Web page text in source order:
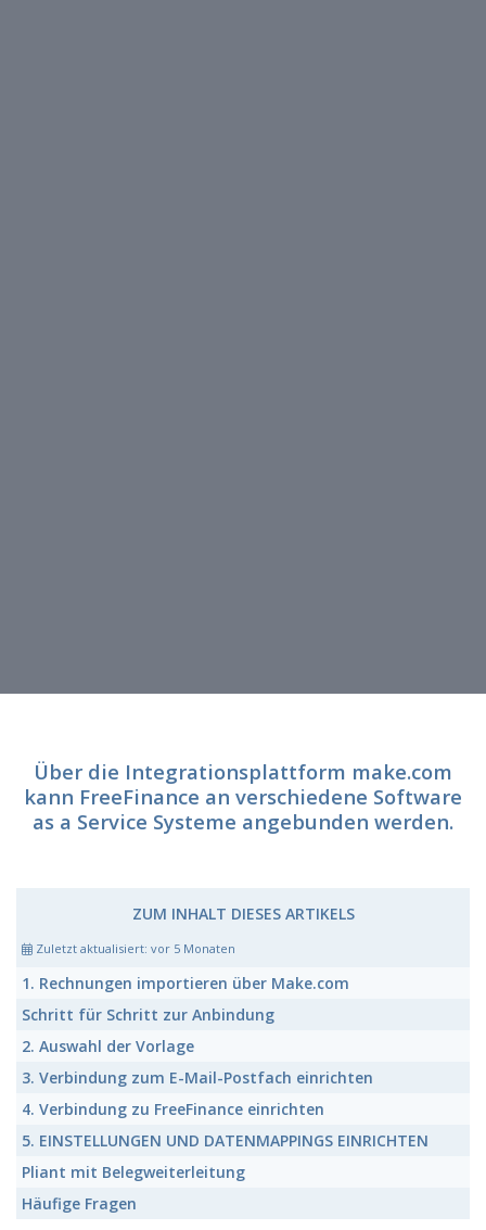
Über die Integrationsplattform make.com
kann FreeFinance an verschiedene Software
as a Service Systeme angebunden werden.
ZUM INHALT DIESES ARTIKELS
Zuletzt aktualisiert: vor 5 Monaten
1. Rechnungen importieren über Make.com
Schritt für Schritt zur Anbindung
2. Auswahl der Vorlage
3. Verbindung zum E-Mail-Postfach einrichten
4. Verbindung zu FreeFinance einrichten
5. EINSTELLUNGEN UND DATENMAPPINGS EINRICHTEN
Pliant mit Belegweiterleitung
Häufige Fragen